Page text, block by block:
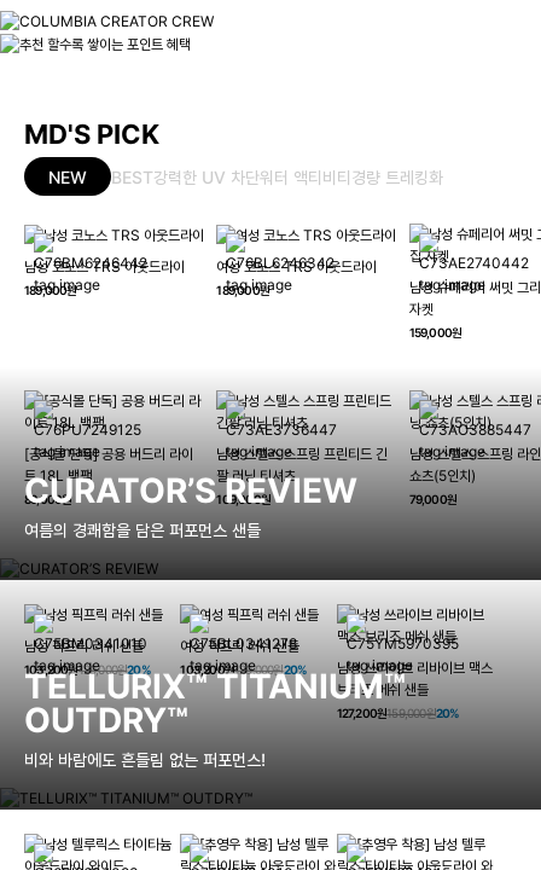
MD'S PICK
NEW BEST강력한 UV 차단워터 액티비티경량 트레킹화
남성 코노스 TRS 아웃드라이
189,000원
여성 코노스 TRS 아웃드라이
189,000원
남성 슈페리어 써밋 그
자켓
159,000원
[공식몰 단독] 공용 버드리 라이
트 18L 백팩
89,000원
남성 스텔스 스프링 프린티드 긴
팔 러닝 티셔츠
109,000원
남성 스텔스 스프링 라
쇼츠(5인치)
79,000원
CURATOR’S REVIEW
여름의 경쾌함을 담은 퍼포먼스 샌들
남성 픽프릭 러쉬 샌들
103,200원129,000원20%
여성 픽프릭 러쉬 샌들
103,200원129,000원20%
남성 쓰라이브 리바이브 맥스
브리즈 메쉬 샌들
127,200원159,000원20%
TELLURIX™ TITANIUM™
OUTDRY™
비와 바람에도 흔들림 없는 퍼포먼스!